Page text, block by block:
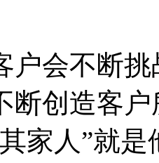
户会不断
断创造客
家人”就